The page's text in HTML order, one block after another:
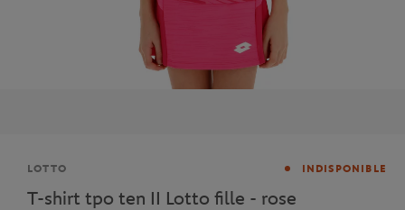
Marque
LOTTO INDISPONIBLE
T-shirt tpo ten II Lotto fille - rose